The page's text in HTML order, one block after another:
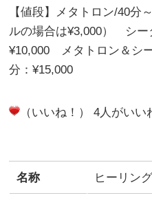
【値段】メタトロン/40分
ルの場合は¥3,000） シー
¥10,000 メタトロン＆シ
分：¥15,000
（いいね！） 4人がいい
名称 ヒーリン